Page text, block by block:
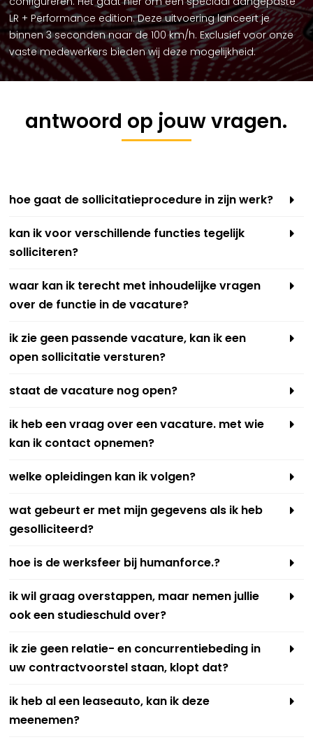
LR + Performance edition. Deze uitvoering lanceert je
binnen 3 seconden naar de 100 km/h. Exclusief voor onze
vaste medewerkers bieden wij deze mogelijkheid.
antwoord op jouw vragen.
hoe gaat de sollicitatieprocedure in zijn werk?
kan ik voor verschillende functies tegelijk
solliciteren?
waar kan ik terecht met inhoudelijke vragen
over de functie in de vacature?
ik zie geen passende vacature, kan ik een
open sollicitatie versturen?
staat de vacature nog open?
ik heb een vraag over een vacature. met wie
kan ik contact opnemen?
welke opleidingen kan ik volgen?
wat gebeurt er met mijn gegevens als ik heb
gesolliciteerd?
hoe is de werksfeer bij humanforce.?
ik wil graag overstappen, maar nemen jullie
ook een studieschuld over?
ik zie geen relatie- en concurrentiebeding in
uw contractvoorstel staan, klopt dat?
ik heb al een leaseauto, kan ik deze
meenemen?